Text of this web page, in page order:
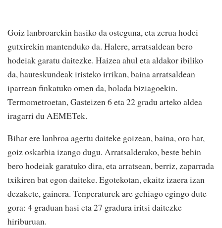
Goiz lanbroarekin hasiko da osteguna, eta zerua hodei
gutxirekin mantenduko da. Halere, arratsaldean bero
hodeiak garatu daitezke. Haizea ahul eta aldakor ibiliko
da, hauteskundeak iristeko irrikan, baina arratsaldean
iparrean finkatuko omen da, bolada biziagoekin.
Termometroetan, Gasteizen 6 eta 22 gradu arteko aldea
iragarri du AEMETek.
Bihar ere lanbroa agertu daiteke goizean, baina, oro har,
goiz oskarbia izango dugu. Arratsalderako, beste behin
bero hodeiak garatuko dira, eta arratsean, berriz, zaparrada
txikiren bat egon daiteke. Egotekotan, ekaitz izaera izan
dezakete, gainera. Tenperaturek are gehiago egingo dute
gora: 4 graduan hasi eta 27 gradura iritsi daitezke
hiriburuan.